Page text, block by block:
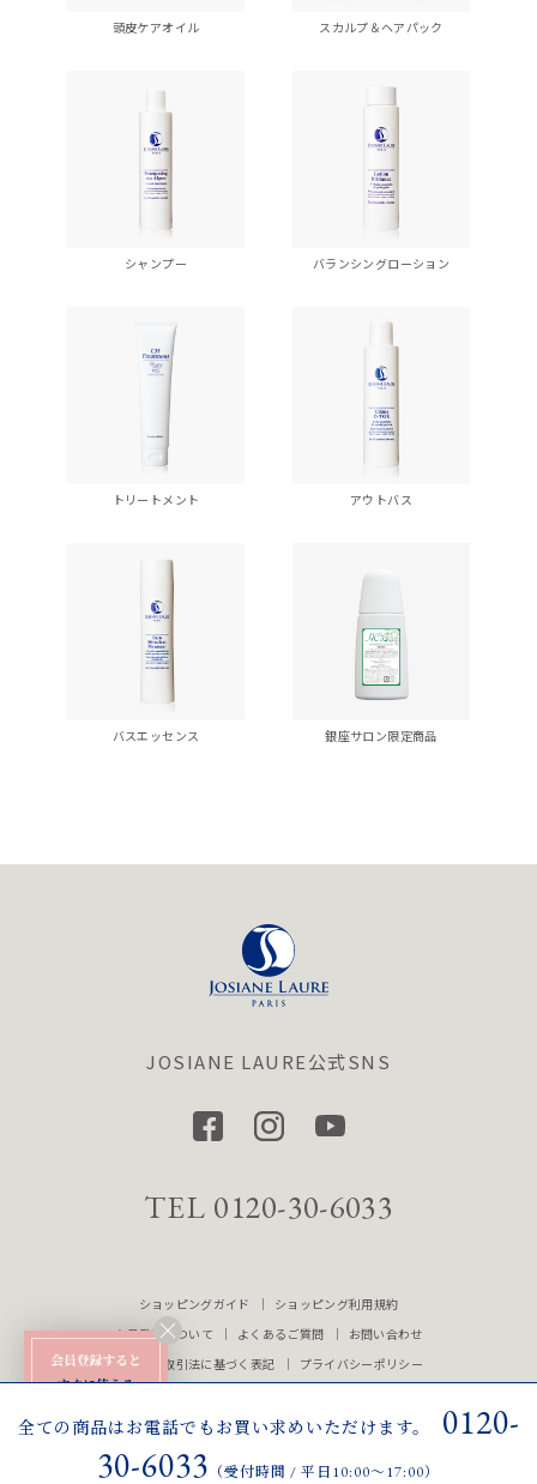
頭皮ケアオイル スカルプ＆ヘアパック
シャンプー バランシングローション
トリートメント アウトバス
バスエッセンス 銀座サロン限定商品
全ての商品はお電話でもお買い求めいただけます。
0120-
30-6033 （受付時間 / 平日10:00〜17:00）
JOSIANE LAURE公式SNS
TEL 0120-30-6033
ショッピングガイド
ショッピング利用規約
会員登録について
よくあるご質問
お問い合わせ
特定商品取引法に基づく表記
プライバシーポリシー
Copyright © 2023 Beauty House Healthy Inc. All Rights Reserved.